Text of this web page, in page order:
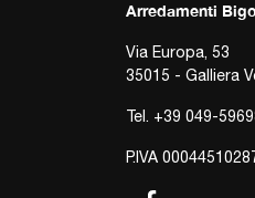
Arredamenti
Via Europa, 53
35015 - Galliera
Tel. +39 049-
P.IVA